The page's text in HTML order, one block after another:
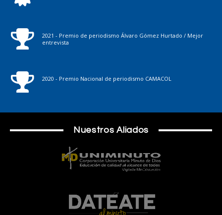
2021 - Premio de periodismo Álvaro Gómez Hurtado / Mejor
entrevista
2020 - Premio Nacional de periodismo CAMACOL
Nuestros Aliados